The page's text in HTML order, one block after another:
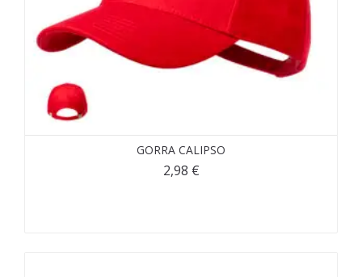
GORRA CALIPSO
2,98 €